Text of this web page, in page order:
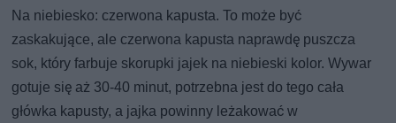
Na niebiesko: czerwona kapusta. To może być
zaskakujące, ale czerwona kapusta naprawdę puszcza
sok, który farbuje skorupki jajek na niebieski kolor. Wywar
gotuje się aż 30-40 minut, potrzebna jest do tego cała
główka kapusty, a jajka powinny leżakować w